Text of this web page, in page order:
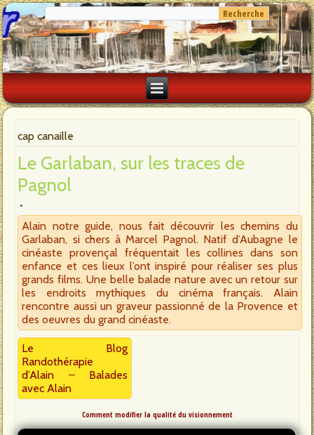
cap canaille
Le Garlaban, sur les traces de
Pagnol
Alain notre guide, nous fait découvrir les chemins du
Garlaban, si chers à Marcel Pagnol. Natif d’Aubagne le
cinéaste provençal fréquentait les collines dans son
enfance et ces lieux l’ont inspiré pour réaliser ses plus
grands films. Une belle balade nature avec un retour sur
les endroits mythiques du cinéma français. Alain
rencontre aussi un graveur passionné de la Provence et
des oeuvres du grand cinéaste.
Le Blog
Randothérapie
d’Alain – Balades
avec Alain
Comment modifier la qualité du visionnement